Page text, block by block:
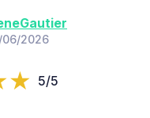
06/2026
5/5